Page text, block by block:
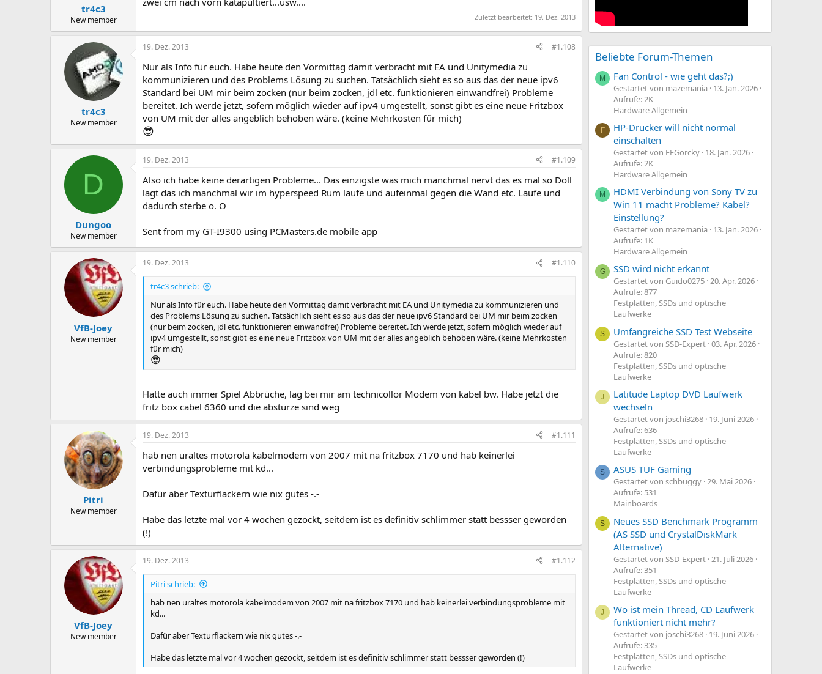
tr4c3
New member Zuletzt bearbeitet: 19. Dez. 2013
tr4c3
New member
19. Dez. 2013 #1.108
Nur als Info für euch. Habe heute den Vormittag damit verbracht mit EA und Unitymedia zu
kommunizieren und des Problems Lösung zu suchen. Tatsächlich sieht es so aus das der neue ipv6
Standard bei UM mir beim zocken (nur beim zocken, jdl etc. funktionieren einwandfrei) Probleme
bereitet. Ich werde jetzt, sofern möglich wieder auf ipv4 umgestellt, sonst gibt es eine neue Fritzbox
von UM mit der alles angeblich behoben wäre. (keine Mehrkosten für mich)
😎
D
Dungoo
New member
19. Dez. 2013 #1.109
Also ich habe keine derartigen Probleme... Das einzigste was mich manchmal nervt das es mal so Doll
lagt das ich manchmal wir im hyperspeed Rum laufe und aufeinmal gegen die Wand etc. Laufe und
dadurch sterbe o. O
Sent from my GT-I9300 using PCMasters.de mobile app
VfB-Joey
New member
19. Dez. 2013 #1.110
tr4c3 schrieb:
Nur als Info für euch. Habe heute den Vormittag damit verbracht mit EA und Unitymedia zu kommunizieren und
des Problems Lösung zu suchen. Tatsächlich sieht es so aus das der neue ipv6 Standard bei UM mir beim zocken
(nur beim zocken, jdl etc. funktionieren einwandfrei) Probleme bereitet. Ich werde jetzt, sofern möglich wieder auf
ipv4 umgestellt, sonst gibt es eine neue Fritzbox von UM mit der alles angeblich behoben wäre. (keine Mehrkosten
für mich)
😎
Hatte auch immer Spiel Abbrüche, lag bei mir am technicollor Modem von kabel bw. Habe jetzt die
fritz box cabel 6360 und die abstürze sind weg
Pitri
New member
19. Dez. 2013 #1.111
hab nen uraltes motorola kabelmodem von 2007 mit na fritzbox 7170 und hab keinerlei
verbindungsprobleme mit kd...
Dafür aber Texturflackern wie nix gutes -.-
Habe das letzte mal vor 4 wochen gezockt, seitdem ist es definitiv schlimmer statt bessser geworden
(!)
VfB-Joey
New member
19. Dez. 2013 #1.112
Pitri schrieb:
hab nen uraltes motorola kabelmodem von 2007 mit na fritzbox 7170 und hab keinerlei verbindungsprobleme mit
kd...
Dafür aber Texturflackern wie nix gutes -.-
Habe das letzte mal vor 4 wochen gezockt, seitdem ist es definitiv schlimmer statt bessser geworden (!)
Beliebte Forum-Themen
M Fan Control - wie geht das?;)
Gestartet von mazemania 13. Jan. 2026
Aufrufe: 2K
Hardware Allgemein
F
HP-Drucker will nicht normal
einschalten
Gestartet von FFGorcky 18. Jan. 2026
Aufrufe: 2K
Hardware Allgemein
M
HDMI Verbindung von Sony TV zu
Win 11 macht Probleme? Kabel?
Einstellung?
Gestartet von mazemania 13. Jan. 2026
Aufrufe: 1K
Hardware Allgemein
G SSD wird nicht erkannt
Gestartet von Guido0275 20. Apr. 2026
Aufrufe: 877
Festplatten, SSDs und optische
Laufwerke
S Umfangreiche SSD Test Webseite
Gestartet von SSD-Expert 03. Apr. 2026
Aufrufe: 820
Festplatten, SSDs und optische
Laufwerke
J
Latitude Laptop DVD Laufwerk
wechseln
Gestartet von joschi3268 19. Juni 2026
Aufrufe: 636
Festplatten, SSDs und optische
Laufwerke
S ASUS TUF Gaming
Gestartet von schbuggy 29. Mai 2026
Aufrufe: 531
Mainboards
S
Neues SSD Benchmark Programm
(AS SSD und CrystalDiskMark
Alternative)
Gestartet von SSD-Expert 21. Juli 2026
Aufrufe: 351
Festplatten, SSDs und optische
Laufwerke
J
Wo ist mein Thread, CD Laufwerk
funktioniert nicht mehr?
Gestartet von joschi3268 19. Juni 2026
Aufrufe: 335
Festplatten, SSDs und optische
Laufwerke